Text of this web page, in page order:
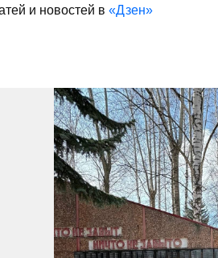
и новостей в «Дзен»